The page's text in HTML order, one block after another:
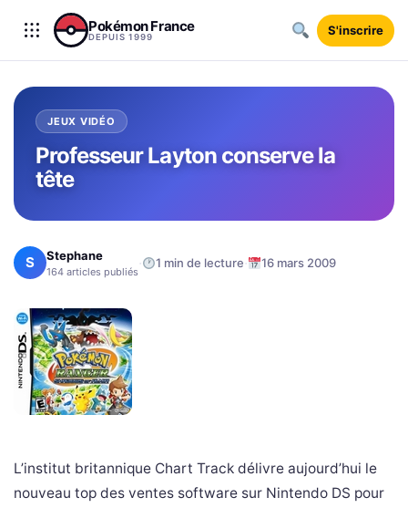
Aller au contenu
Pokémon France
DEPUIS 1999 S'inscrire
JEUX VIDÉO
Professeur Layton conserve la
tête
S Stephane
164 articles publiés · 1 min de lecture· 16 mars 2009
L’institut britannique Chart Track délivre aujourd’hui le
nouveau top des ventes software sur Nintendo DS pour